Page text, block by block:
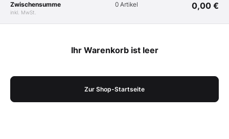
Zwischensumme
inkl. MwSt.
0 Artikel 0,00 €
Ihr Warenkorb ist leer
Zur Shop-Startseite